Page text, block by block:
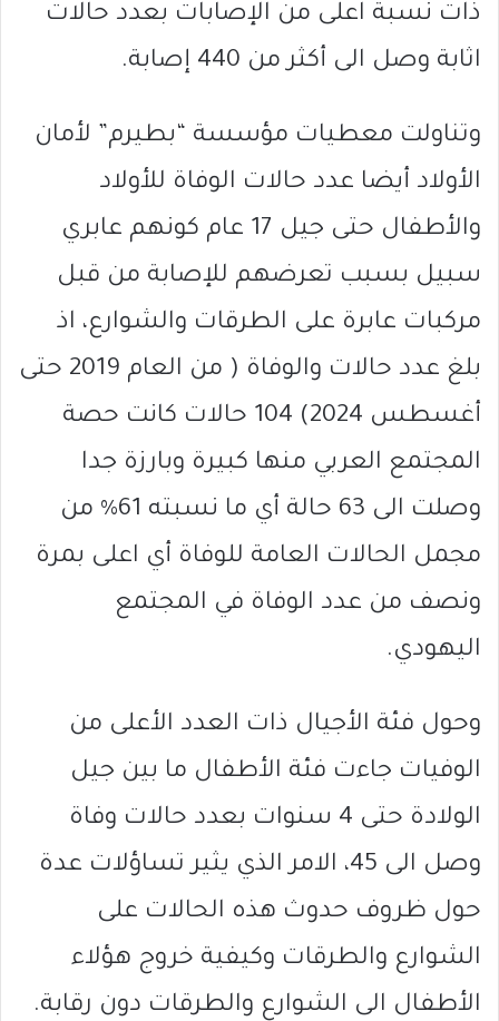
ذات نسبة اعلى من الإصابات بعدد حالات
اثابة وصل الى أكثر من 440 إصابة.
وتناولت معطيات مؤسسة “بطيرم” لأمان
الأولاد أيضا عدد حالات الوفاة للأولاد
والأطفال حتى جيل 17 عام كونهم عابري
سبيل بسبب تعرضهم للإصابة من قبل
مركبات عابرة على الطرقات والشوارع، اذ
بلغ عدد حالات والوفاة ( من العام 2019 حتى
أغسطس 2024) 104 حالات كانت حصة
المجتمع العربي منها كبيرة وبارزة جدا
وصلت الى 63 حالة أي ما نسبته 61% من
مجمل الحالات العامة للوفاة أي اعلى بمرة
ونصف من عدد الوفاة في المجتمع
اليهودي.
وحول فئة الأجيال ذات العدد الأعلى من
الوفيات جاءت فئة الأطفال ما بين جيل
الولادة حتى 4 سنوات بعدد حالات وفاة
وصل الى 45، الامر الذي يثير تساؤلات عدة
حول ظروف حدوث هذه الحالات على
الشوارع والطرقات وكيفية خروج هؤلاء
الأطفال الى الشوارع والطرقات دون رقابة.